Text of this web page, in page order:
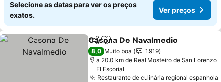
Selecione as datas para ver os preços
exatos.
Ver preços
PartilharAdicionar aos favoritos
Casona De Navalmedio
8,0 Muito boa
1.919
a 20.0 km de Real Mosteiro de San Lorenzo
El Escorial
Restaurante de culinária regional espanhola